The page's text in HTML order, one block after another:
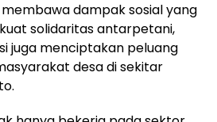
dampak sosial yang
solidaritas antarpetani,
juga menciptakan peluang
desa di sekitar